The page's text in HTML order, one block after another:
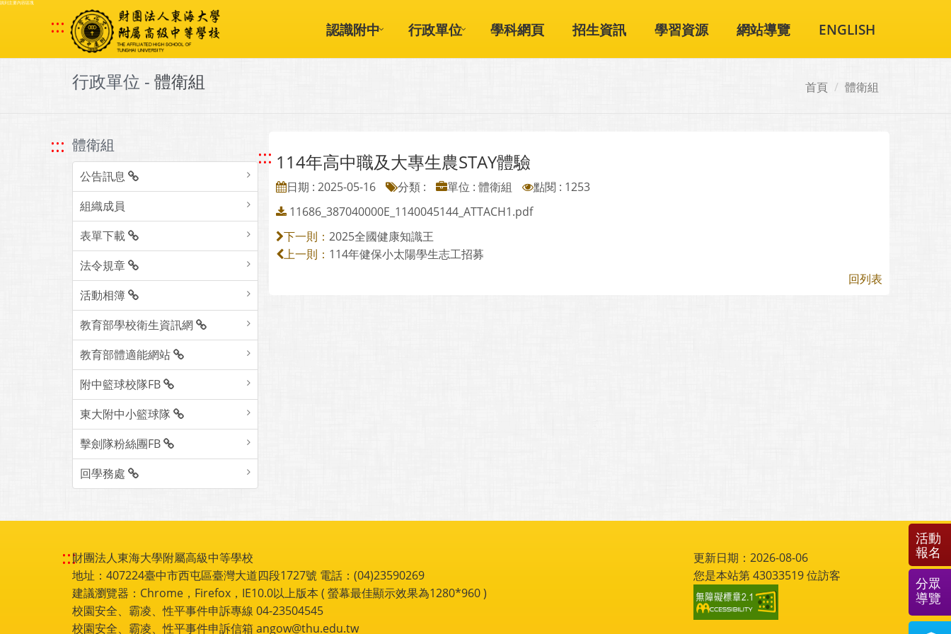
跳到主要內容區塊
::: 認識附中 行政單位 學科網頁 招生資訊 學習資源 網站導覽 ENGLISH
行政單位 - 體衛組 首頁 體衛組
::: 體衛組
公告訊息
組織成員
表單下載
法令規章
活動相簿
教育部學校衛生資訊網
教育部體適能網站
附中籃球校隊FB
東大附中小籃球隊
擊劍隊粉絲團FB
回學務處
::: 114年高中職及大專生農STAY體驗
日期 : 2025-05-16 分類 : 單位 : 體衛組
點閱 : 1253
11686_387040000E_1140045144_ATTACH1.pdf
下一則： 2025全國健康知識王
上一則： 114年健保小太陽學生志工招募
回列表
:::財團法人東海大學附屬高級中等學校
地址：407224臺中市西屯區臺灣大道四段1727號 電話：(04)23590269
建議瀏覽器：Chrome，Firefox，IE10.0以上版本 ( 螢幕最佳顯示效果為1280*960 )
校園安全、霸凌、性平事件申訴專線 04-23504545
校園安全、霸凌、性平事件申訴信箱 angow@thu.edu.tw
更新日期：2026-08-06
您是本站第43033519位訪客
活動
報名
分眾
導覽